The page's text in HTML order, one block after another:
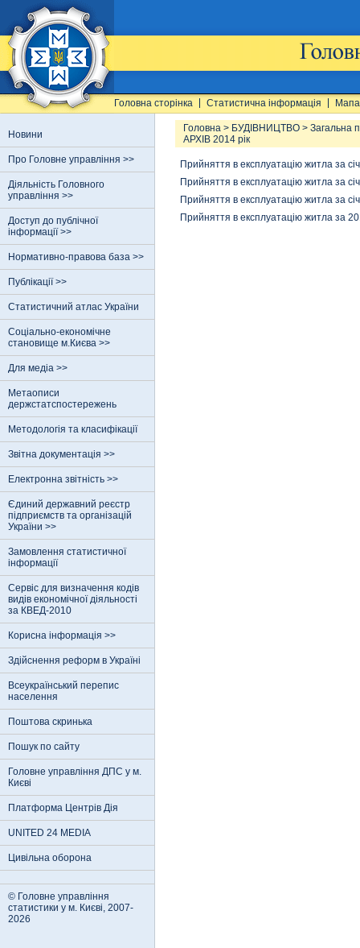
Головна сторінка Статистична інформація
Новини
Про Головне управління >>
Діяльність Головного
управління >>
Доступ до публічної
інформації >>
Нормативно-правова база >>
Публікації >>
Статистичний атлас України
Соціально-економічне
становище м.Києва >>
Для медіа >>
Метаописи
держстатспостережень
Методологія та класифікації
Звітна документація >>
Електронна звітність >>
Єдиний державний реєстр
пiдприємств та органiзацiй
України >>
Замовлення статистичної
інформації
Сервіс для визначення кодів
видів економічної діяльності
за КВЕД-2010
Корисна інформація >>
Здійснення реформ в Україні
Всеукраїнський перепис
населення
Поштова скринька
Пошук по сайту
Головне управління ДПС у м.
Києві
Платформа Центрів Дія
UNITED 24 MEDIA
Цивільна оборона
© Головне управління
статистики у м. Києві, 2007-
2026
Головна > БУДІВНИЦТВО > Загальна
АРХІВ 2014 рік
Прийняття в експлуатацію житла за
Прийняття в експлуатацію житла за
Прийняття в експлуатацію житла за
Прийняття в експлуатацію житла за